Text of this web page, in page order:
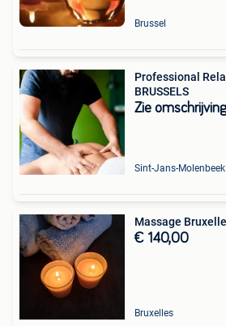
Brussel
Professional
BRUSSELS
Zie omschrijving
Sint-Jans-Molenbeek
Massage
€ 140,00
Bruxelles